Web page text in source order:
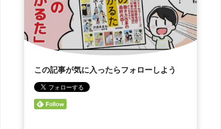
この記事が気に入ったらフォローしよう